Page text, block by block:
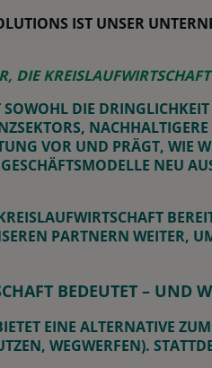
IST UNSER
DIE
SOWOHL DIE
VOR UND PRÄGT, WIE
NEU
PARTNERN WEITER,
BEDEUTET – UND
EINE ALTERNATIVE
WEGWERFEN).